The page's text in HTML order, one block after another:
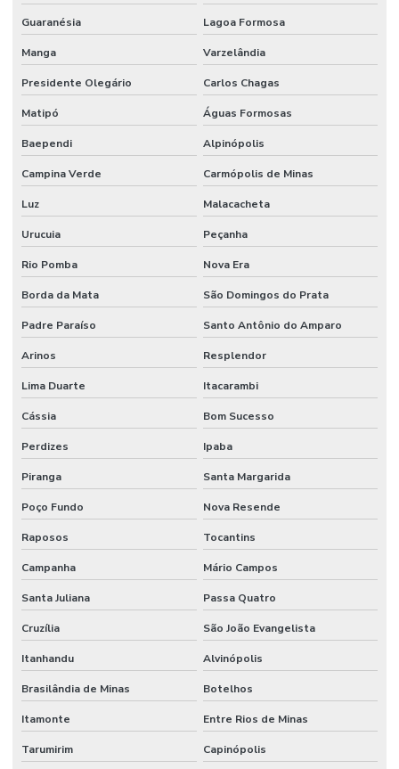
Guaranésia Lagoa Formosa
Manga Varzelândia
Presidente Olegário Carlos Chagas
Matipó Águas Formosas
Baependi Alpinópolis
Campina Verde Carmópolis de Minas
Luz Malacacheta
Urucuia Peçanha
Rio Pomba Nova Era
Borda da Mata São Domingos do Prata
Padre Paraíso Santo Antônio do Amparo
Arinos Resplendor
Lima Duarte Itacarambi
Cássia Bom Sucesso
Perdizes Ipaba
Piranga Santa Margarida
Poço Fundo Nova Resende
Raposos Tocantins
Campanha Mário Campos
Santa Juliana Passa Quatro
Cruzília São João Evangelista
Itanhandu Alvinópolis
Brasilândia de Minas Botelhos
Itamonte Entre Rios de Minas
Tarumirim Capinópolis